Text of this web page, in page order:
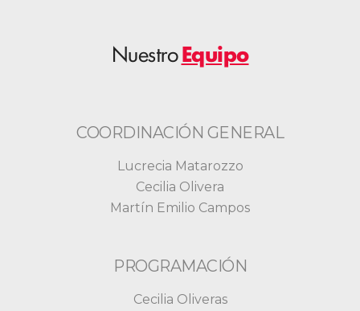
NuestroEquipo
COORDINACIÓN GENERAL
Lucrecia Matarozzo
Cecilia Olivera
Martín Emilio Campos
PROGRAMACIÓN
Cecilia Oliveras